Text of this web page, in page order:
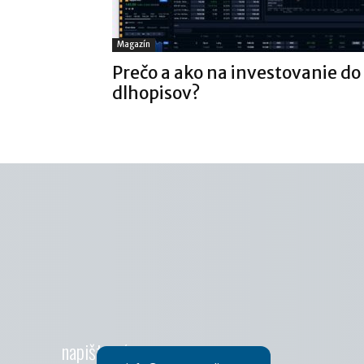
Magazín
Prečo a ako na investovanie do
dlhopisov?
napište nám